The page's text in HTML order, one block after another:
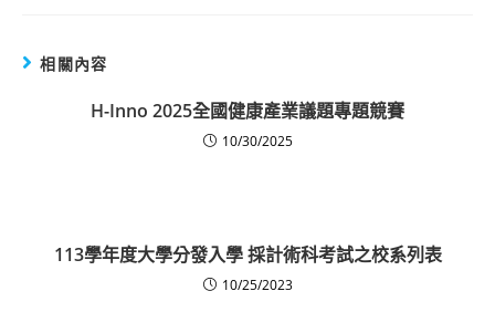
相關內容
H-Inno 2025全國健康產業議題專題競賽
10/30/2025
113學年度大學分發入學 採計術科考試之校系列表
10/25/2023